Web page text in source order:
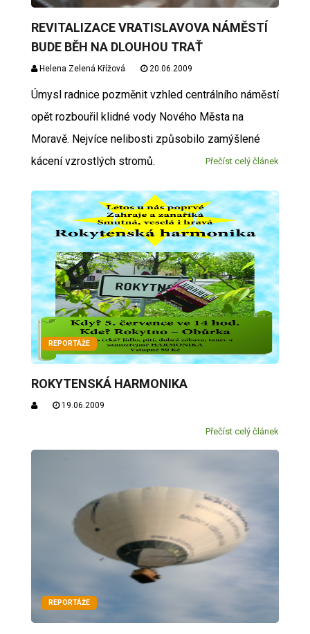
REVITALIZACE VRATISLAVOVA NÁMĚSTÍ
BUDE BĚH NA DLOUHOU TRAŤ
Helena Zelená Křížová 20.06.2009
Úmysl radnice pozměnit vzhled centrálního náměstí
opět rozbouřil klidné vody Nového Města na
Moravě. Nejvíce nelibosti způsobilo zamýšlené
kácení vzrostlých stromů.
Přečíst celý článek
REPORTÁŽE
ROKYTENSKÁ HARMONIKA
19.06.2009
Přečíst celý článek
REPORTÁŽE